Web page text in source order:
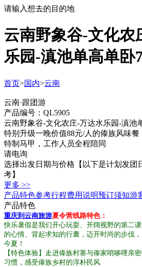
请输入想去的目的地
云南野象谷-文化农
乐园-滇池单高单卧
首页>国内>云南
云南·跟团游
产品编号：QL5905
云南野象谷-文化农庄-万达水乐园-滇池
特别升级一晚价值88元/人的傣族风味餐
特制马甲，工作人员全程陪同
请电询
选择出发日期与价格 【以下是计划发
考】
更多 >>
产品特色参考行程费用说明预订须知游
产品特色
重庆到云南旅游夏令营线路特色：
快乐暑假是我们开心玩耍、开阔视野的第二
的心情、背起求知的行囊，迈开时尚的步伐
今夏！
【特色体验】走进傣族村寨与傣家哨哆哩亲
习惯，感受傣族乡村的淳朴民风